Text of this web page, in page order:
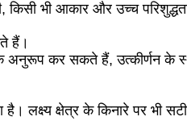
भी आकार और उच्च
हैं।
अनुरूप कर सकते हैं, उत्कीर्णन के
है। लक्ष्य क्षेत्र के किनारे पर भी